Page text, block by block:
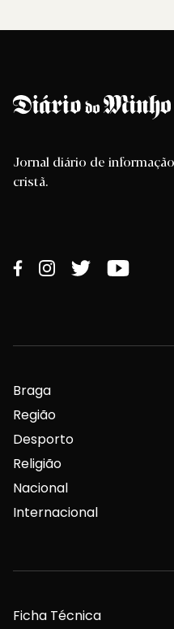
Jornal diário de
cristã.
Braga
Região
Desporto
Religião
Nacional
Internacional
Ficha Técnica